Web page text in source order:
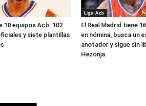
18 equipos Acb: 102
y siete plantillas
Liga Acb
El Real Madrid tiene
en nómina, busca un
anotador y sigue sin
Hezonja